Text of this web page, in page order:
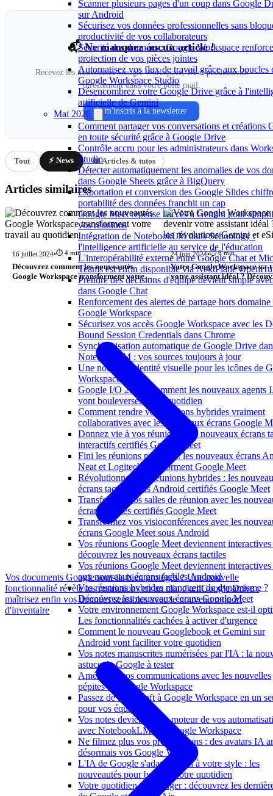
Scanner plusieurs pages d'un coup dans Google
sur Android
Sécurisez vos données professionnelles sans
productivité de vos collaborateurs
Sécurité des données : Google Workspace
protection de vos pièces jointes
Automatisez vos flux de travail grâce aux boucles
Google Workspace Studio
Désencombrez votre Google Drive grâce à
artificielle de Gemini
Mai 2026
Comment partager vos conversations et créations
en toute sécurité grâce à Google Drive
Contrôle accru pour les administrateurs dans
Studio
Détecter automatiquement les anomalies de vos
dans Google Sheets grâce à BigQuery
Exportation et conversion des Google Slides
portabilité des données franchit un cap
Google Meet repense l'accès à Gemini pour
vos réunions
Intégration de NotebookLM dans Schoology :
l'intelligence artificielle au service de l'éducation
L'interopérabilité externe entre Google Chat et
Teams est enfin disponible via NextPlane
Prendre des décisions d'équipe devient simple
dans Google Chat
Renforcement des alertes de partage hors domaine
Google Workspace
Sécurisez vos accès Google Workspace avec les
Bound Session Credentials dans Chrome
Synchronisation automatique de Google Drive
NotebookLM : vos sources toujours à jour
Une nouvelle identité visuelle pour les icônes de
Workspace
Google I/O 2026 : comment les nouveaux agents
vont bouleverser votre quotidien
Comment rendre vos réunions hybrides vraiment
collaboratives avec les nouveaux écrans Google
Donnez vie à vos réunions : les nouveaux écrans
interactifs certifiés Google Meet
Fini les réunions passives : les nouveaux écrans
Neat et Logitech transforment Google Meet
Révolutionnez vos réunions hybrides : les
écrans tactiles sous Android certifiés Google Meet
Transformez vos salles de réunion avec les
écrans tactiles certifiés Google Meet
Transformez vos visioconférences avec les
écrans Google Meet sous Android
Vos réunions Google Meet deviennent interactives
découvrez les nouveaux écrans tactiles
Vos réunions Google Meet deviennent interactives
aux nouveaux écrans tactiles Android
Vos réunions hybrides manquent de dynamisme ?
Découvrez les nouveaux écrans Google Meet
Votre environnement Google Workspace est-il
Les fonctionnalités cachées à activer d'urgence
Comment le nouveau Googlebook et Gemini sur
Android vont faciliter votre quotidien
Vos notes manuscrites numérisées par l'IA : la
astuce de Google à tester
Améliorez vos communications avec les nouvelles
pépites de Google Workspace
Passez de Microsoft à Google Workspace en un
pour vos équipes
Vos notes deviennent le moteur de vos
avec NotebookLM sur Google Workspace
Ne filmez plus vos présentations : des avatars IA
désormais vos Google Vids
L'IA de Google s'adapte enfin à votre style : les
nouveautés pour booster votre quotidien
Votre quotidien va changer : découvrez les
📬 Ne manquez aucun article !
Recevez les nouveautés Google Workspace, IA et productivité
directement dans votre boîte mail.
Je m'inscris à la newsletter
Tout ⚡ News 📖 Articles & tutos
Articles similaires
16 juillet 2024•⏱️ 4 min
Découvrez comment les nouveautés
Google Workspace transforment votre
travail au quotidien
24 juin 2024•⏱️ 6 min
Votre Google Workspace
votre assistant idéal ?
révolutions Gemini et
Vos documents Google sont-ils bien protégés ? Une nouvelle
fonctionnalité révèle les restrictions en un clin d'œilGoogle Drive :
maîtrisez enfin vos données sensibles avec le nouveau rapport
d'inventaire